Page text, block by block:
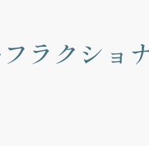
ラクショ